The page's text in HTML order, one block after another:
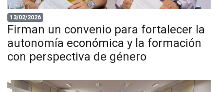
13/02/2026
Firman un convenio para fortalecer la
autonomía económica y la formación
con perspectiva de género